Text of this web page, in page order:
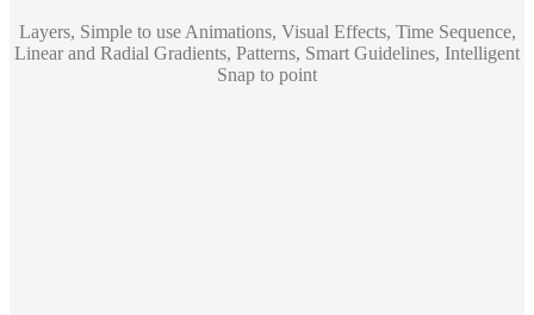
Layers, Simple to use Animations, Visual Effects, Time Sequence,
Linear and Radial Gradients, Patterns, Smart Guidelines, Intelligent
Snap to point